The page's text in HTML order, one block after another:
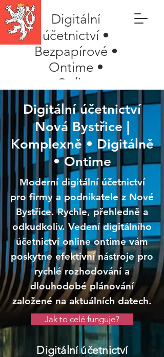
Digitální
účetnictví •
Bezpapírové •
Ontime •
Online
Digitální účetnictví
Nová Bystřice |
Komplexně • Digitálně
• Ontime
Moderní digitální účetnictví
pro firmy a podnikatele z Nové
Bystřice. Rychle, přehledně a
odkudkoliv. Vedení digitálního
účetnictví online ontime vám
poskytne efektivní nástroje pro
rychlé rozhodování a
dlouhodobé plánování
založené na aktuálních datech.
Jak to celé funguje?
Digitální účetnictví